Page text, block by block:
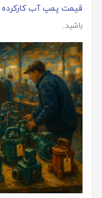
قیمت پمپ آب کارکرده
باشید.